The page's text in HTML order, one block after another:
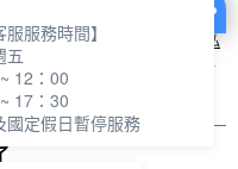
方式之詳情，及若您不希
設定，請參閱本網站「
隱私
表示您同意本公司得按本網站使
服服務時間】
五
12：00
17：30
國定假日暫停服務